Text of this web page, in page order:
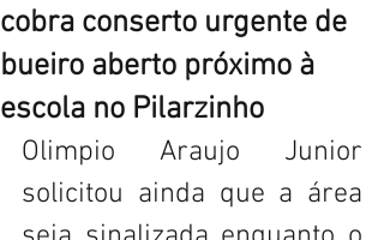
cobra conserto urgente de
bueiro aberto próximo à
escola no Pilarzinho
Olimpio Araujo Junior
solicitou ainda que a área